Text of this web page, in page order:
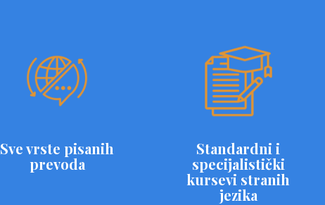
Sve vrste pisanih
prevoda
Standardni i
specijalistički
kursevi stranih
jezika